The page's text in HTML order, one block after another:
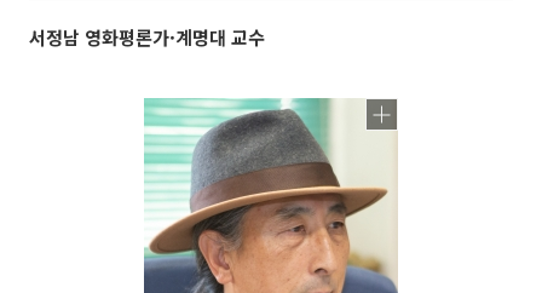
서정남 영화평론가·계명대 교수